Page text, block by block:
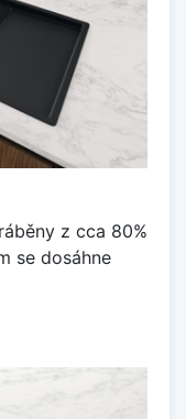
z cca 80%
se dosáhne